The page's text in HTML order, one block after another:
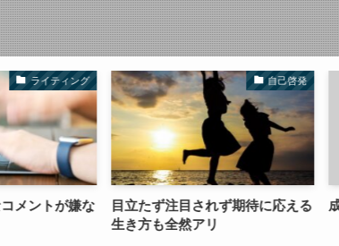
自己啓発
目立たず注目されず期待に応える
生き方も全然アリ
成功へのコンパス